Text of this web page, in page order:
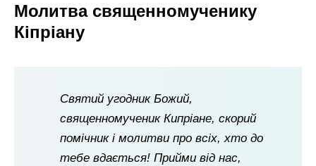
Молитва священномученику
Кіпріану
Святий угодник Божий,
священномученик Кипріане, скорий
помічник і молитви про всіх, хто до
тебе вдається! Прийми від нас,